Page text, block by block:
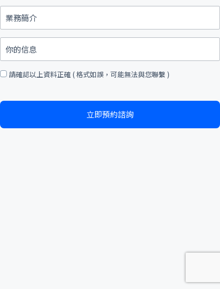
有）
業
務
簡
你
的
信
確 請確認以上資料正確 ( 格式如誤，可能無法與您聯繫 )
立即預約諮詢